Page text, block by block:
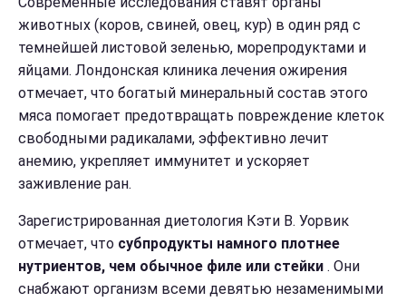
животных (коров, свиней, овец, кур) в один ряд с
темнейшей листовой зеленью, морепродуктами и
яйцами. Лондонская клиника лечения ожирения
отмечает, что богатый минеральный состав этого
мяса помогает предотвращать повреждение клеток
свободными радикалами, эффективно лечит
анемию, укрепляет иммунитет и ускоряет
заживление ран.
Зарегистрированная диетология Кэти В. Уорвик
отмечает, что субпродукты намного плотнее
нутриентов, чем обычное филе или стейки . Они
снабжают организм всеми девятью незаменимыми